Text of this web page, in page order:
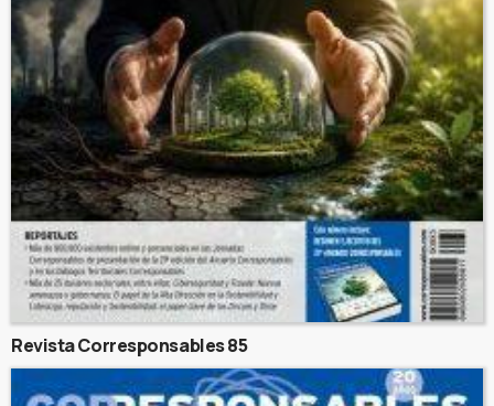
Revista Corresponsables 85